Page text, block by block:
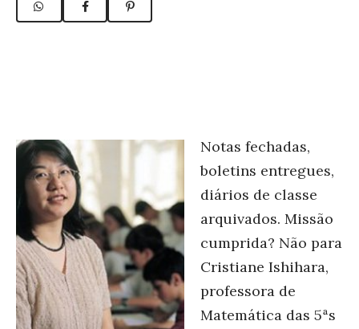
Notas fechadas,
boletins entregues,
diários de classe
arquivados. Missão
cumprida? Não para
Cristiane Ishihara,
professora de
Matemática das 5ªs